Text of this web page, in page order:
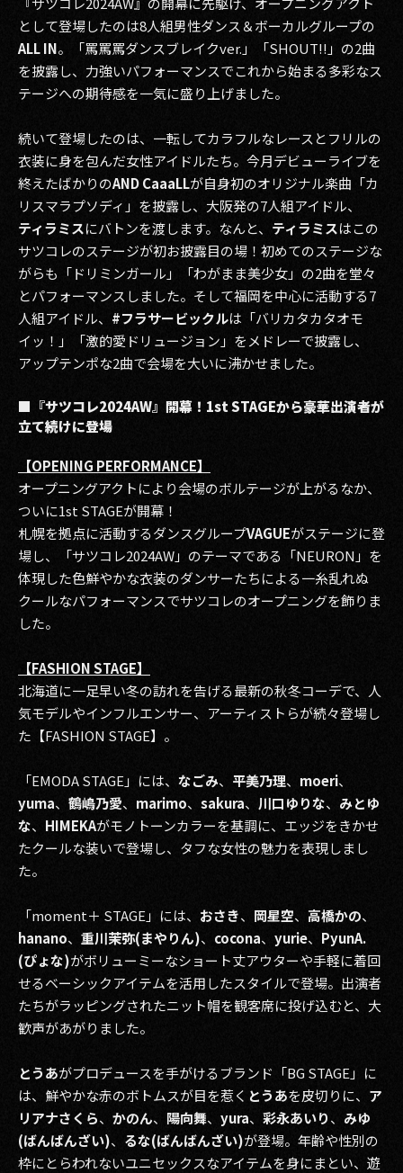
として登場したのは8人組男性ダンス＆ボーカルグループの
ALL IN。「罵罵罵ダンスブレイクver.」「SHOUT!!」の2曲
を披露し、力強いパフォーマンスでこれから始まる多彩なス
テージへの期待感を一気に盛り上げました。
続いて登場したのは、一転してカラフルなレースとフリルの
衣装に身を包んだ女性アイドルたち。今月デビューライブを
終えたばかりのAND CaaaLLが自身初のオリジナル楽曲「カ
リスマラプソディ」を披露し、大阪発の7人組アイドル、
ティラミスにバトンを渡します。なんと、 ティラミスはこの
サツコレのステージが初お披露目の場！初めてのステージな
がらも「ドリミンガール」「わがまま美少女」の2曲を堂々
とパフォーマンスしました。そして福岡を中心に活動する7
人組アイドル、 #フラサービックルは「バリカタカタオモ
イッ！」「激的愛ドリュージョン」をメドレーで披露し、
アップテンポな2曲で会場を大いに沸かせました。
■『サツコレ2024AW』開幕！1st STAGEから豪華出演者が
立て続けに登場
【OPENING PERFORMANCE】
オープニングアクトにより会場のボルテージが上がるなか、
ついに1st STAGEが開幕！
札幌を拠点に活動するダンスグループVAGUEがステージに登
場し、「サツコレ2024AW」のテーマである「NEURON」を
体現した色鮮やかな衣装のダンサーたちによる一糸乱れぬ
クールなパフォーマンスでサツコレのオープニングを飾りま
した。
【FASHION STAGE】
北海道に一足早い冬の訪れを告げる最新の秋冬コーデで、人
気モデルやインフルエンサー、アーティストらが続々登場し
た【FASHION STAGE】。
「EMODA STAGE」には、 なごみ、 平美乃理、 moeri、
yuma、 鶴嶋乃愛、 marimo、 sakura、 川口ゆりな、 みとゆ
な、 HIMEKAがモノトーンカラーを基調に、エッジをきかせ
たクールな装いで登場し、タフな女性の魅力を表現しまし
た。
「moment＋ STAGE」には、 おさき、 岡星空、 高橋かの、
hanano、 重川茉弥(まやりん)、 cocona、 yurie、 PyunA.
(ぴょな)がボリューミーなショート丈アウターや手軽に着回
せるベーシックアイテムを活用したスタイルで登場。出演者
たちがラッピングされたニット帽を観客席に投げ込むと、大
歓声があがりました。
とうあがプロデュースを手がけるブランド「BG STAGE」に
は、鮮やかな赤のボトムスが目を惹く とうあを皮切りに、 ア
リアナさくら、 かのん、 陽向舞、 yura、 彩永あいり、 みゆ
(ばんばんざい)、 るな(ばんばんざい)が登場。年齢や性別の
枠にとらわれないユニセックスなアイテムを身にまとい、遊